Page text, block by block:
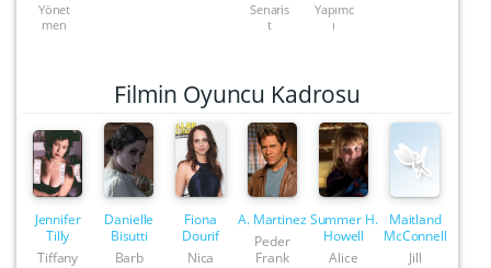
Yönet
men
Senaris
t
Yapımc
ı
Filmin Oyuncu Kadrosu
Jennifer
Tilly
Tiffany
Danielle
Bisutti
Barb
Fiona
Dourif
Nica
A. Martinez
Peder
Frank
Summer H.
Howell
Alice
Maitland
McConnell
Jill